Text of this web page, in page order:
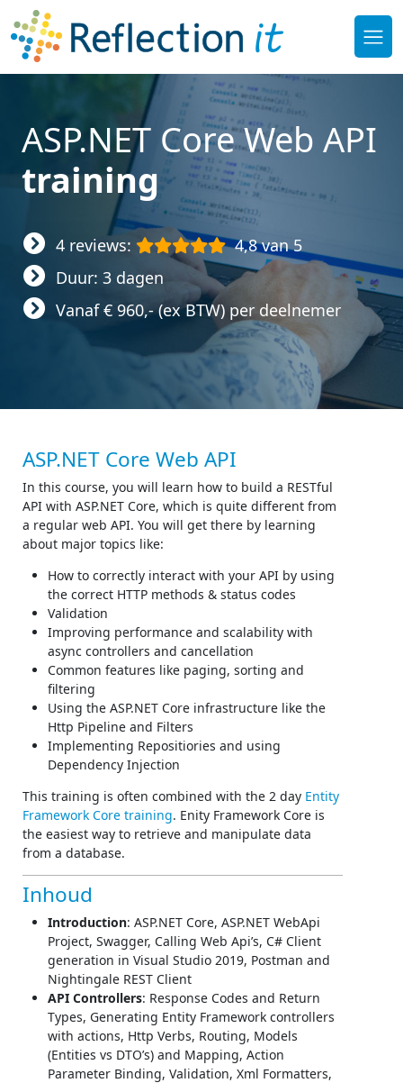
ASP.NET Core Web API
training
4 reviews:
4,8 van 5
Duur: 3 dagen
Vanaf € 960,- (ex BTW) per deelnemer
ASP.NET Core Web API
In this course, you will learn how to build a RESTful
API with ASP.NET Core, which is quite different from
a regular web API. You will get there by learning
about major topics like:
How to correctly interact with your API by using
the correct HTTP methods & status codes
Validation
Improving performance and scalability with
async controllers and cancellation
Common features like paging, sorting and
filtering
Using the ASP.NET Core infrastructure like the
Http Pipeline and Filters
Implementing Repositiories and using
Dependency Injection
This training is often combined with the 2 day Entity
Framework Core training. Enity Framework Core is
the easiest way to retrieve and manipulate data
from a database.
Inhoud
Introduction: ASP.NET Core, ASP.NET WebApi
Project, Swagger, Calling Web Api’s, C# Client
generation in Visual Studio 2019, Postman and
Nightingale REST Client
API Controllers: Response Codes and Return
Types, Generating Entity Framework controllers
with actions, Http Verbs, Routing, Models
(Entities vs DTO’s) and Mapping, Action
Parameter Binding, Validation, Xml Formatters,